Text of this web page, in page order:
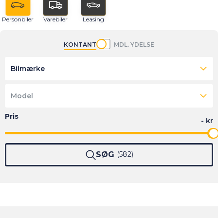
Personbiler Varebiler Leasing
KONTANT MDL. YDELSE
Bilmærke
Model
SØG 582